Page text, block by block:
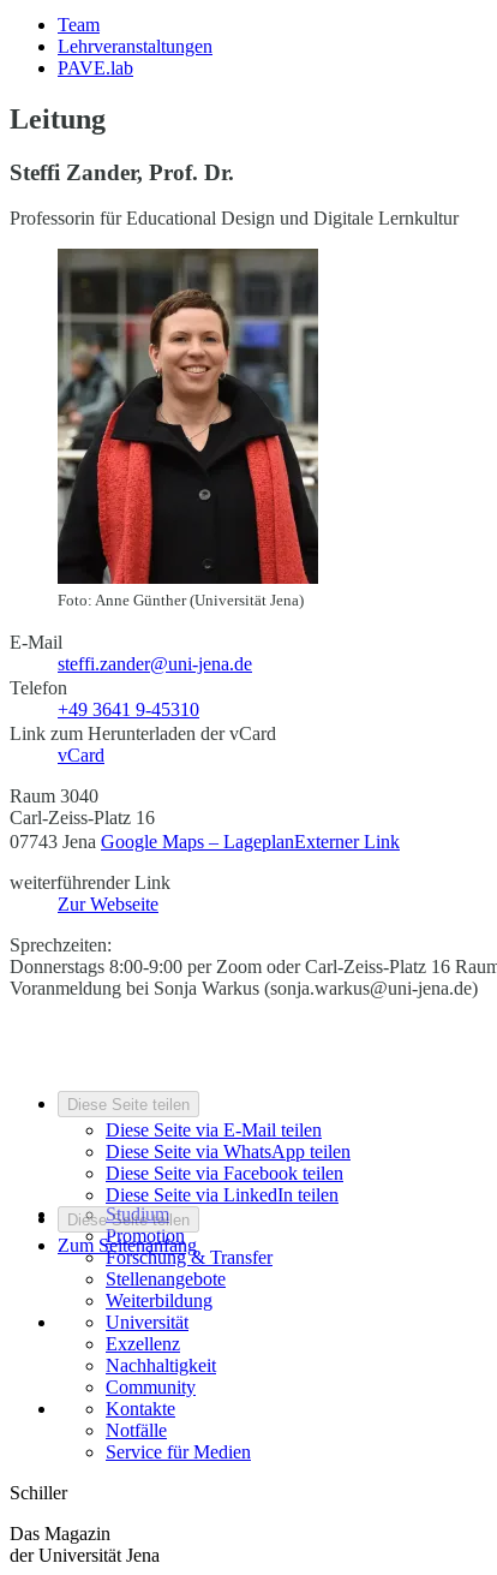
Team
Lehrveranstaltungen
PAVE.lab
Leitung
Steffi Zander, Prof. Dr.
Professorin für Educational Design und Digitale Lernkultur
Foto: Anne Günther (Universität Jena)
E-Mail
steffi.zander@uni-jena.de
Telefon
+49 3641 9-45310
Link zum Herunterladen der vCard
vCard
Raum 3040
Carl-Zeiss-Platz 16
07743 Jena Google Maps – LageplanExterner Link
weiterführender Link
Zur Webseite
Sprechzeiten:
Donnerstags 8:00-9:00 per Zoom oder Carl-Zeiss-Platz 16
Voranmeldung bei Sonja Warkus (sonja.warkus@uni-jena.de)
Diese Seite teilen
Diese Seite via E-Mail teilen
Diese Seite via WhatsApp teilen
Diese Seite via Facebook teilen
Diese Seite via LinkedIn teilen
Diese Seite teilen
Zum Seitenanfang
Studium
Promotion
Forschung & Transfer
Stellenangebote
Weiterbildung
Universität
Exzellenz
Nachhaltigkeit
Community
Kontakte
Notfälle
Service für Medien
Schiller
Das Magazin
der Universität Jena